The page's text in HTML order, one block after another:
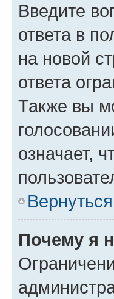
Введите
ответа в
на новой
ответа
Также вы
означает,
Почему я